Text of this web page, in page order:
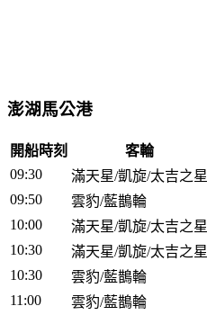
澎湖馬公港
開船時刻 客輪
09:30
滿天星/凱旋/太吉之星
09:50
雲豹/藍鵲輪
10:00
滿天星/凱旋/太吉之星
10:30
滿天星/凱旋/太吉之星
10:30
雲豹/藍鵲輪
11:00
雲豹/藍鵲輪